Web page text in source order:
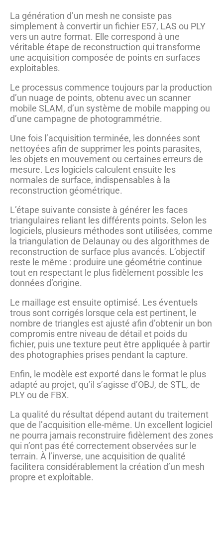
La génération d’un mesh ne consiste pas
simplement à convertir un fichier E57, LAS ou PLY
vers un autre format. Elle correspond à une
véritable étape de reconstruction qui transforme
une acquisition composée de points en surfaces
exploitables.
Le processus commence toujours par la production
d’un nuage de points, obtenu avec un scanner
mobile SLAM, d’un système de mobile mapping ou
d’une campagne de photogrammétrie.
Une fois l’acquisition terminée, les données sont
nettoyées afin de supprimer les points parasites,
les objets en mouvement ou certaines erreurs de
mesure. Les logiciels calculent ensuite les
normales de surface, indispensables à la
reconstruction géométrique.
L’étape suivante consiste à générer les faces
triangulaires reliant les différents points. Selon les
logiciels, plusieurs méthodes sont utilisées, comme
la triangulation de Delaunay ou des algorithmes de
reconstruction de surface plus avancés. L’objectif
reste le même : produire une géométrie continue
tout en respectant le plus fidèlement possible les
données d’origine.
Le maillage est ensuite optimisé. Les éventuels
trous sont corrigés lorsque cela est pertinent, le
nombre de triangles est ajusté afin d’obtenir un bon
compromis entre niveau de détail et poids du
fichier, puis une texture peut être appliquée à partir
des photographies prises pendant la capture.
Enfin, le modèle est exporté dans le format le plus
adapté au projet, qu’il s’agisse d’OBJ, de STL, de
PLY ou de FBX.
La qualité du résultat dépend autant du traitement
que de l’acquisition elle-même. Un excellent logiciel
ne pourra jamais reconstruire fidèlement des zones
qui n’ont pas été correctement observées sur le
terrain. À l’inverse, une acquisition de qualité
facilitera considérablement la création d’un mesh
propre et exploitable.